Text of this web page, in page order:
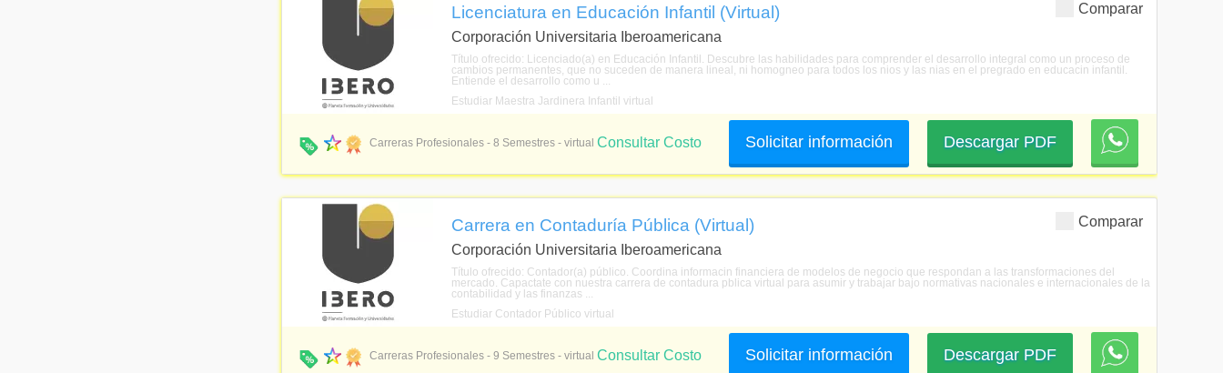
Comparar
Licenciatura en Educación Infantil (Virtual)
Corporación Universitaria Iberoamericana
Título ofrecido: Licenciado(a) en Educación Infantil. Descubre las habilidades para comprender el desarrollo integral como un proceso de
cambios permanentes, que no suceden de manera lineal, ni homogneo para todos los nios y las nias en el pregrado en educacin infantil.
Entiende el desarrollo como u ...
Estudiar Maestra Jardinera Infantil virtual
Carreras Profesionales - 8 Semestres - virtual Descargar PDF
Solicitar información
Consultar Costo
Comparar
Carrera en Contaduría Pública (Virtual)
Corporación Universitaria Iberoamericana
Título ofrecido: Contador(a) público. Coordina informacin financiera de modelos de negocio que respondan a las transformaciones del
mercado. Capactate con nuestra carrera de contadura pblica virtual para asumir y trabajar bajo normativas nacionales e internacionales de la
contabilidad y las finanzas ...
Estudiar Contador Público virtual
Carreras Profesionales - 9 Semestres - virtual Descargar PDF
Solicitar información
Consultar Costo